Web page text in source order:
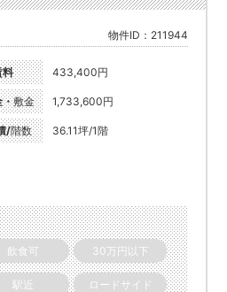
物件ID：211944
料 433,400円
敷金 1,733,600円
/階数 36.11坪/1階
飲食可 30万円以下
駅近 ロードサイド